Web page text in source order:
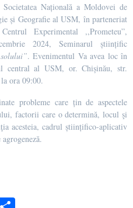
Națională a Moldovei de
și Geografie al USM, în parteneriat
Experimental ,,Prometeu”,
2024, Seminarul științific
. Evenimentul Va avea loc în
central al USM, or. Chișinău, str.
ora 09:00.
probleme care țin de aspectele
factorii care o determină, locul şi
acesteia, cadrul științifico-aplicativ